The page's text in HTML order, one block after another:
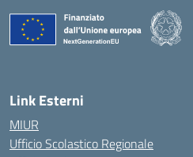
Link Esterni
MIUR
Ufficio Scolastico Regionale